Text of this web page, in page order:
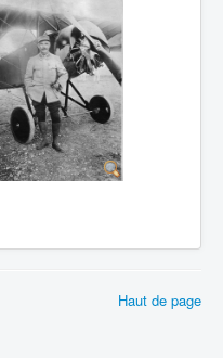
Haut de page